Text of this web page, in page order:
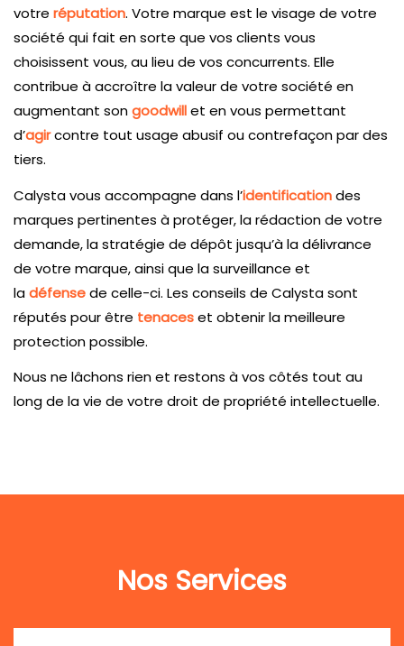
votre réputation. Votre marque est le visage de votre
société qui fait en sorte que vos clients vous
choisissent vous, au lieu de vos concurrents. Elle
contribue à accroître la valeur de votre société en
augmentant songoodwillet en vous permettant
d’agircontre tout usage abusif ou contrefaçon par des
tiers.
Calysta vous accompagne dans l’identificationdes
marques pertinentes à protéger, la rédaction de votre
demande, la stratégie de dépôt jusqu’à la délivrance
de votre marque, ainsi que la surveillance et
ladéfensede celle-ci. Les conseils de Calysta sont
réputés pour être tenaceset obtenir la meilleure
protection possible.
Nous ne lâchons rien et restons à vos côtés tout au
long de la vie de votre droit de propriété intellectuelle.
Nos Services